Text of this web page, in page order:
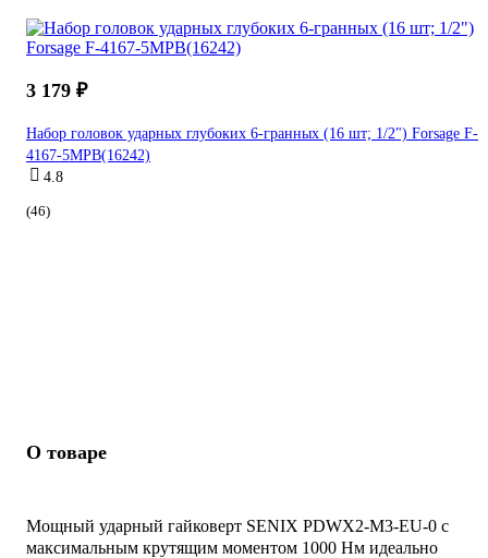
3 179 ₽
Набор головок ударных глубоких 6-гранных (16 шт; 1/2") Forsage F-
4167-5MPB(16242)
4.8
(46)
О товаре
Мощный ударный гайковерт SENIX PDWX2-M3-EU-0 с
максимальным крутящим моментом 1000 Нм идеально